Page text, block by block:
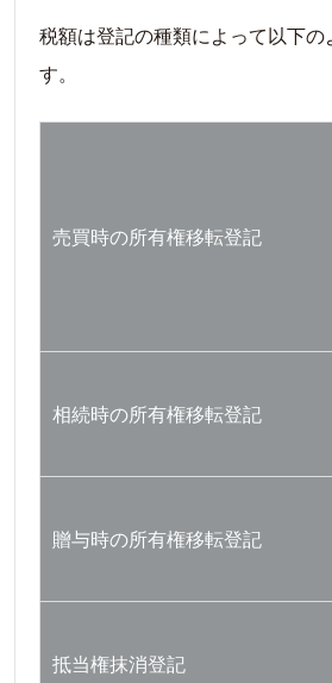
税額は登記の種類によって以下の
す。
売買時の所有権移転登記
相続時の所有権移転登記
贈与時の所有権移転登記
抵当権抹消登記